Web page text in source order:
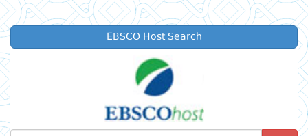
EBSCO Host Search